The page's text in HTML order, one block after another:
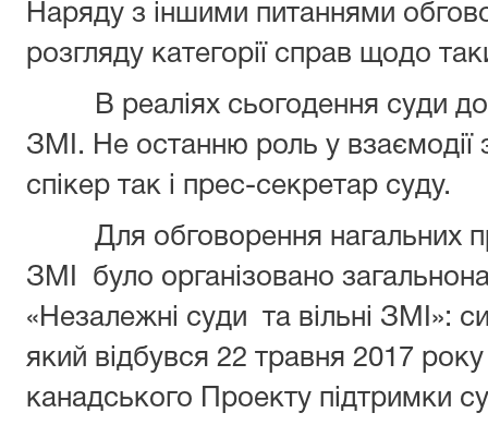
Наряду з іншими питаннями
розгляду категорії справ щодо
В реаліях сьогодення суди
ЗМІ. Не останню роль у взаємодії
спікер так і прес-секретар суду.
Для обговорення нагальних
ЗМІ було організовано
«Незалежні суди та вільні ЗМІ»:
який відбувся 22 травня 2017
канадського Проекту підтримки